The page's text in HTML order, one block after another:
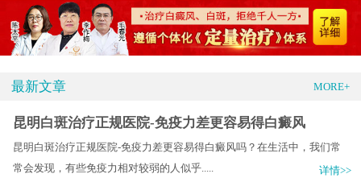
最新文章 MORE+
昆明白斑治疗正规医院-免疫力差更容易得白癜风
昆明白斑治疗正规医院-免疫力差更容易得白癜风吗？在生活中，我们常
常会发现，有些免疫力相对较弱的人似乎.....
详情>>